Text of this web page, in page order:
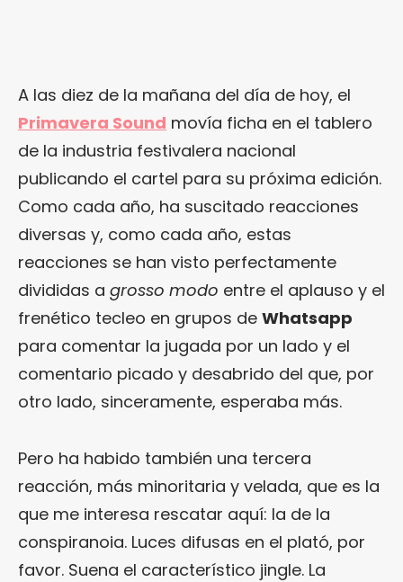
A las diez de la mañana del día de hoy, el
Primavera Sound movía ficha en el tablero
de la industria festivalera nacional
publicando el cartel para su próxima edición.
Como cada año, ha suscitado reacciones
diversas y, como cada año, estas
reacciones se han visto perfectamente
divididas a grosso modo entre el aplauso y el
frenético tecleo en grupos de Whatsapp
para comentar la jugada por un lado y el
comentario picado y desabrido del que, por
otro lado, sinceramente, esperaba más.
Pero ha habido también una tercera
reacción, más minoritaria y velada, que es la
que me interesa rescatar aquí: la de la
conspiranoia. Luces difusas en el plató, por
favor. Suena el característico jingle. La